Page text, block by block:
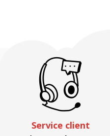
Service client